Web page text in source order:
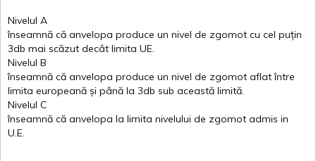
Nivelul A
înseamnă că anvelopa produce un nivel de zgomot cu cel puțin
3db mai scăzut decât limita UE.
Nivelul B
înseamnă că anvelopa produce un nivel de zgomot aflat între
limita europeană și până la 3db sub această limită.
Nivelul C
înseamnă că anvelopa la limita nivelului de zgomot admis in
U.E.